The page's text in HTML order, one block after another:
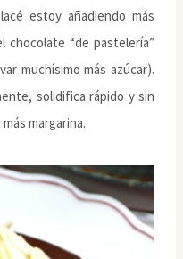
estoy añadiendo más
chocolate “de pastelería”
muchísimo más azúcar).
solidifica rápido y sin
margarina.